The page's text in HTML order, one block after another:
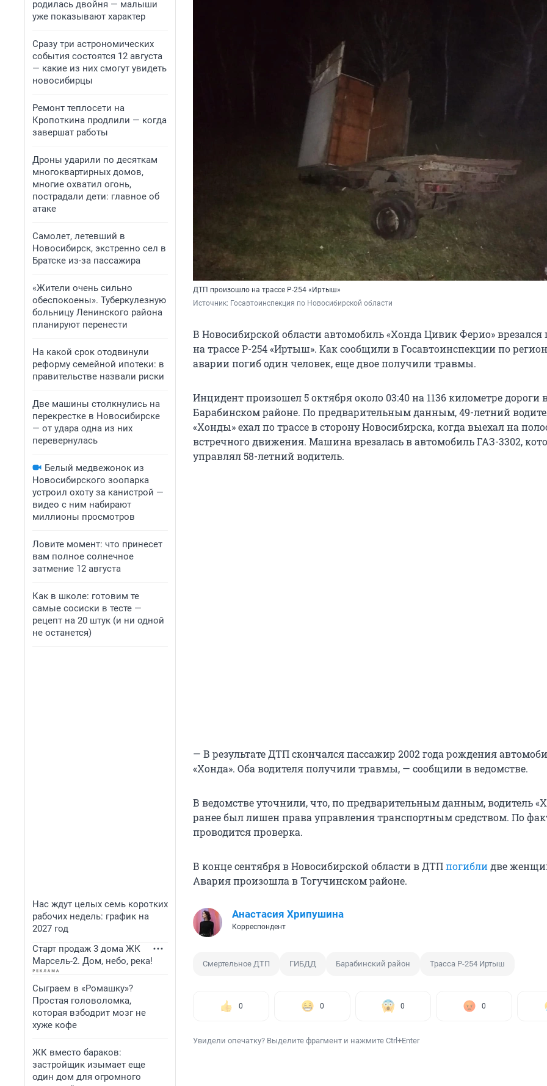
родилась двойня — малыши
уже показывают характер
Сразу три астрономических
события состоятся 12 августа
— какие из них смогут увидеть
новосибирцы
Ремонт теплосети на
Кропоткина продлили — когда
завершат работы
Дроны ударили по десяткам
многоквартирных домов,
многие охватил огонь,
пострадали дети: главное об
атаке
Самолет, летевший в
Новосибирск, экстренно сел в
Братске из-за пассажира
«Жители очень сильно
обеспокоены». Туберкулезную
больницу Ленинского района
планируют перенести
На какой срок отодвинули
реформу семейной ипотеки: в
правительстве назвали риски
Две машины столкнулись на
перекрестке в Новосибирске
— от удара одна из них
перевернулась
Белый медвежонок из
Новосибирского зоопарка
устроил охоту за канистрой —
видео с ним набирают
миллионы просмотров
Ловите момент: что принесет
вам полное солнечное
затмение 12 августа
Как в школе: готовим те
самые сосиски в тесте —
рецепт на 20 штук (и ни одной
не останется)
Нас ждут целых семь коротких
рабочих недель: график на
2027 год
Старт продаж 3 дома ЖК
Марсель-2. Дом, небо, река!
Сыграем в «Ромашку»?
Простая головоломка,
которая взбодрит мозг не
хуже кофе
ЖК вместо бараков:
застройщик изымает еще
один дом для огромного
ДТП произошло на трассе Р-254 «Иртыш»
Источник: Госавтоинспекция по Новосибирской области
В Новосибирской области автомобиль «Хонда Цивик Ферио» врезался
на трассе Р-254 «Иртыш». Как сообщили в Госавтоинспекции по
аварии погиб один человек, еще двое получили травмы.
Инцидент произошел 5 октября около 03:40 на 1136 километре дороги
Барабинском районе. По предварительным данным, 49-летний
«Хонды» ехал по трассе в сторону Новосибирска, когда выехал на
встречного движения. Машина врезалась в автомобиль ГАЗ-3302,
управлял 58-летний водитель.
— В результате ДТП скончался пассажир 2002 года рождения
«Хонда». Оба водителя получили травмы, — сообщили в ведомстве.
В ведомстве уточнили, что, по предварительным данным, водитель
ранее был лишен права управления транспортным средством. По
проводится проверка.
В конце сентября в Новосибирской области в ДТПпогиблидве
Авария произошла в Тогучинском районе.
Анастасия Хрипушина
Корреспондент
Смертельное ДТП ГИБДД Барабинский район Трасса Р-254 Иртыш
0 0 0 0
Увидели опечатку? Выделите фрагмент и нажмите Ctrl+Enter